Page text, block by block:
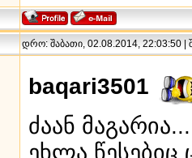
დრო: შაბათი, 02.08.2014, 22:03:50 |
baqari3501
ძაან
ეხლა